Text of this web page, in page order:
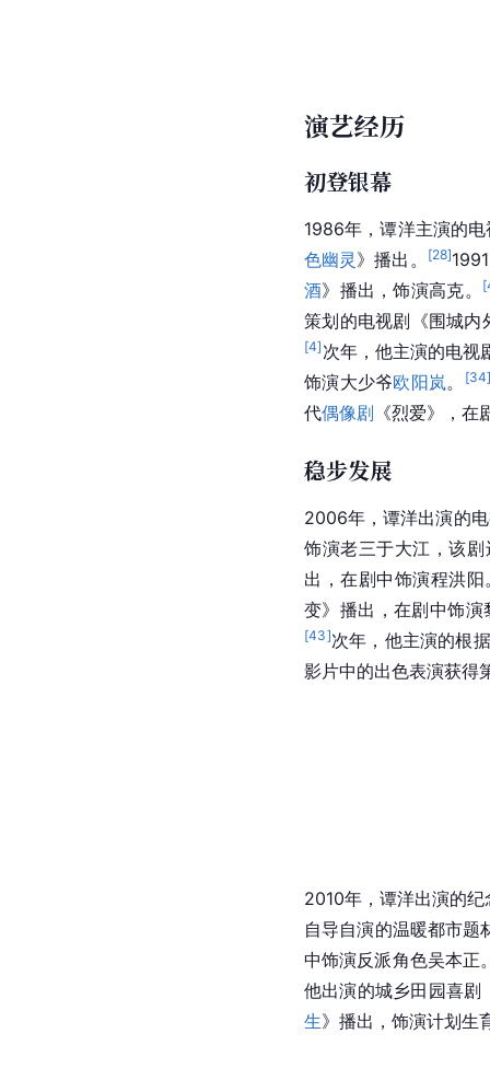
演艺经历
初登银幕
1986年，谭洋主演的
色幽灵 》播出。 [28]
酒》播出，饰演高克。 [
策划的电视剧《围城内
[4] 次年，他主演的电视
饰演大少爷欧阳岚。 [34
代偶像剧 《烈爱》，在
稳步发展
2006年，谭洋出演的
饰演老三于大江，该
出，在剧中饰演程洪阳
变》播出，在剧中饰演
[43]次年，他主演的根
影片中的出色表演获得
2010年，谭洋出演的纪
自导自演的温暖都市题
中饰演反派角色吴本正
他出演的城乡田园喜剧
生》播出，饰演计划生